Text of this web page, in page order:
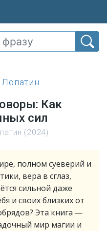
Как
сил
(2024)
полном суеверий и
вера в сглаз,
сильной даже
и своих близких от
Эта книга —
мир магии и